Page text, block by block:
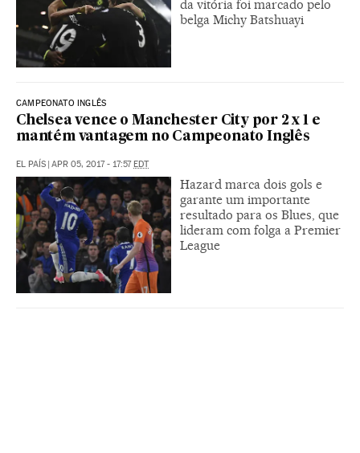
da vitória foi marcado pelo
belga Michy Batshuayi
CAMPEONATO INGLÊS
Chelsea vence o Manchester City por 2 x 1 e
mantém vantagem no Campeonato Inglês
EL PAÍS | APR 05, 2017 - 17:57EDT
Hazard marca dois gols e
garante um importante
resultado para os Blues, que
lideram com folga a Premier
League